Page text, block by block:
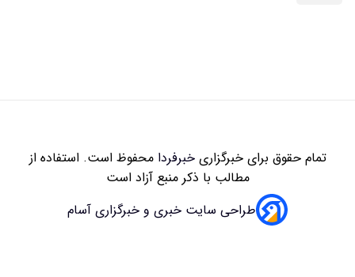
تمام حقوق برای خبرگزاریخبرفردامحفوظ است. استفاده از
مطالب با ذکر منبع آزاد است
طراحی سایت خبری و خبرگزاری آسام